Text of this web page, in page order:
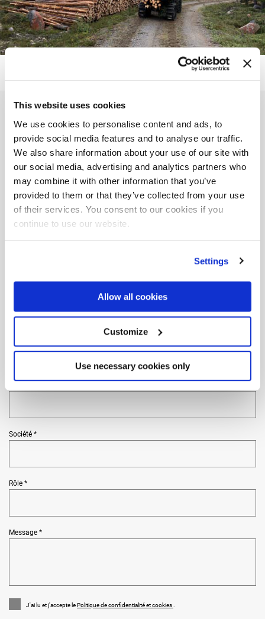
This website uses cookies
We use cookies to personalise content and ads, to
provide social media features and to analyse our traffic.
We also share information about your use of our site with
our social media, advertising and analytics partners who
may combine it with other information that you’ve
provided to them or that they’ve collected from your use
of their services. You consent to our cookies if you
continue to use our website.
Settings
Allow all cookies
Customize
Use necessary cookies only
Remplissez le formulaire
pour recevoir
plus d’informations sur
cet événement
Société *
Rôle *
Message *
J'ai lu et j'accepte lePolitique de confidentialité et cookies